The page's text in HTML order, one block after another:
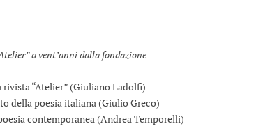
a vent’anni dalla fondazione
“Atelier” (Giuliano Ladolfi)
poesia italiana (Giulio Greco)
contemporanea (Andrea Temporelli)